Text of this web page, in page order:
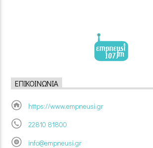
ΕΠΙΚΟΙΝΩΝΊΑ
https://www.empneusi.gr
22810 81800
info@empneusi.gr